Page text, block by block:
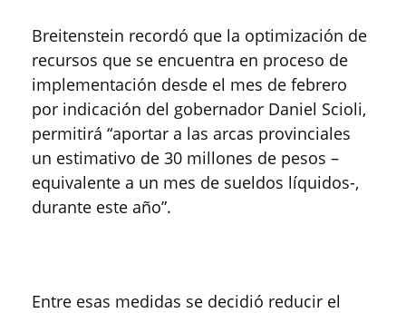
Breitenstein recordó que la optimización de
recursos que se encuentra en proceso de
implementación desde el mes de febrero
por indicación del gobernador Daniel Scioli,
permitirá “aportar a las arcas provinciales
un estimativo de 30 millones de pesos –
equivalente a un mes de sueldos líquidos-,
durante este año”.
Entre esas medidas se decidió reducir el